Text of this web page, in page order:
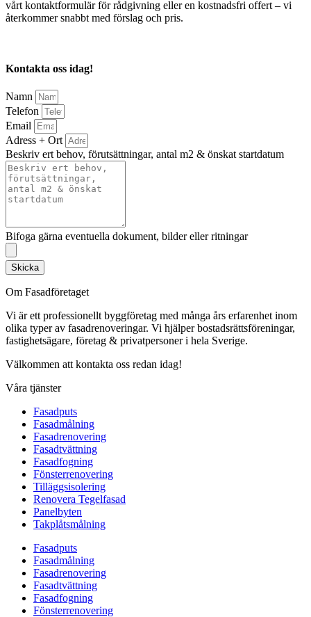
vårt kontaktformulär för rådgivning eller en kostnadsfri offert – vi
återkommer snabbt med förslag och pris.
Kontakta oss idag!
Namn
Telefon
Email
Adress + Ort
Beskriv ert behov, förutsättningar, antal m2 & önskat startdatum
Bifoga gärna eventuella dokument, bilder eller ritningar
Skicka
Om Fasadföretaget
Vi är ett professionellt byggföretag med många års erfarenhet inom
olika typer av fasadrenoveringar. Vi hjälper bostadsrättsföreningar,
fastighetsägare, företag & privatpersoner i hela Sverige.
Välkommen att kontakta oss redan idag!
Våra tjänster
Fasadputs
Fasadmålning
Fasadrenovering
Fasadtvättning
Fasadfogning
Fönsterrenovering
Tilläggsisolering
Renovera Tegelfasad
Panelbyten
Takplåtsmålning
Fasadputs
Fasadmålning
Fasadrenovering
Fasadtvättning
Fasadfogning
Fönsterrenovering